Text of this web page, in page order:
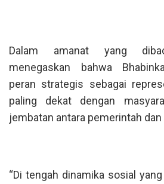
Dalam amanat yang
menegaskan bahwa
peran strategis sebagai
paling dekat dengan
jembatan antara pemerintah dan
“Di tengah dinamika sosial